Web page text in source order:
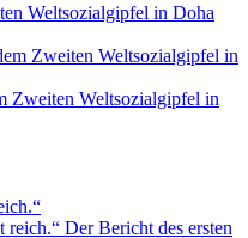
Weltsozialgipfel in Doha
Zweiten Weltsozialgipfel in